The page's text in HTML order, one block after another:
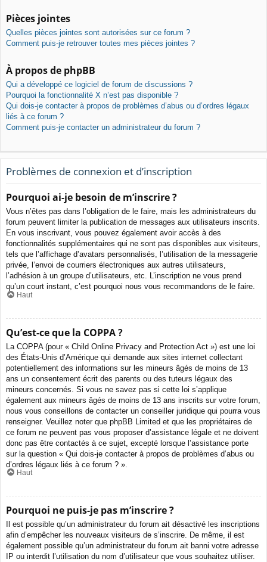
Pièces jointes
Quelles pièces jointes sont autorisées sur ce forum ?
Comment puis-je retrouver toutes mes pièces jointes ?
À propos de phpBB
Qui a développé ce logiciel de forum de discussions ?
Pourquoi la fonctionnalité X n’est pas disponible ?
Qui dois-je contacter à propos de problèmes d’abus ou d’ordres légaux
liés à ce forum ?
Comment puis-je contacter un administrateur du forum ?
Problèmes de connexion et d’inscription
Pourquoi ai-je besoin de m’inscrire ?
Vous n’êtes pas dans l’obligation de le faire, mais les administrateurs du
forum peuvent limiter la publication de messages aux utilisateurs inscrits.
En vous inscrivant, vous pouvez également avoir accès à des
fonctionnalités supplémentaires qui ne sont pas disponibles aux visiteurs,
tels que l’affichage d’avatars personnalisés, l’utilisation de la messagerie
privée, l’envoi de courriers électroniques aux autres utilisateurs,
l’adhésion à un groupe d’utilisateurs, etc. L’inscription ne vous prend
qu’un court instant, c’est pourquoi nous vous recommandons de le faire.
Haut
Qu’est-ce que la COPPA ?
La COPPA (pour « Child Online Privacy and Protection Act ») est une loi
des États-Unis d’Amérique qui demande aux sites internet collectant
potentiellement des informations sur les mineurs âgés de moins de 13
ans un consentement écrit des parents ou des tuteurs légaux des
mineurs concernés. Si vous ne savez pas si cette loi s’applique
également aux mineurs âgés de moins de 13 ans inscrits sur votre forum,
nous vous conseillons de contacter un conseiller juridique qui pourra vous
renseigner. Veuillez noter que phpBB Limited et que les propriétaires de
ce forum ne peuvent pas vous proposer d’assistance légale et ne doivent
donc pas être contactés à ce sujet, excepté lorsque l’assistance porte
sur la question « Qui dois-je contacter à propos de problèmes d’abus ou
d’ordres légaux liés à ce forum ? ».
Haut
Pourquoi ne puis-je pas m’inscrire ?
Il est possible qu’un administrateur du forum ait désactivé les inscriptions
afin d’empêcher les nouveaux visiteurs de s’inscrire. De même, il est
également possible qu’un administrateur du forum ait banni votre adresse
IP ou interdit l’utilisation du nom d’utilisateur que vous souhaitez utiliser.